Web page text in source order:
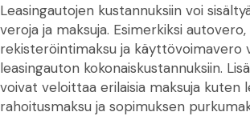
Leasingautojen kustannuksiin voi
veroja ja maksuja. Esimerkiksi
rekisteröintimaksu ja käyttövoimavero
leasingauton kokonaiskustannuksiin.
voivat veloittaa erilaisia maksuja kuten
rahoitusmaksu ja sopimuksen